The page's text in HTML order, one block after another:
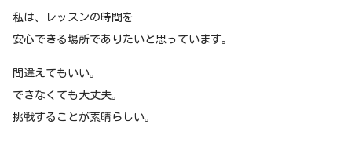
私は、レッスンの時間を
安心できる場所でありたいと思っています。
間違えてもいい。
できなくても大丈夫。
挑戦することが素晴らしい。